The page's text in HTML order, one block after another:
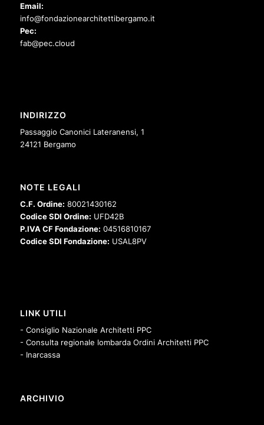
Email:
info@fondazionearchitettibergamo.it
Pec:
fab@pec.cloud
INDIRIZZO
Passaggio Canonici Lateranensi, 1
24121 Bergamo
NOTE LEGALI
C.F. Ordine: 80021430162
Codice SDI Ordine: UFD42B
P.IVA CF Fondazione: 04516810167
Codice SDI Fondazione: USAL8PV
LINK UTILI
- Consiglio Nazionale Architetti PPC
- Consulta regionale lombarda Ordini Architetti PPC
- Inarcassa
ARCHIVIO